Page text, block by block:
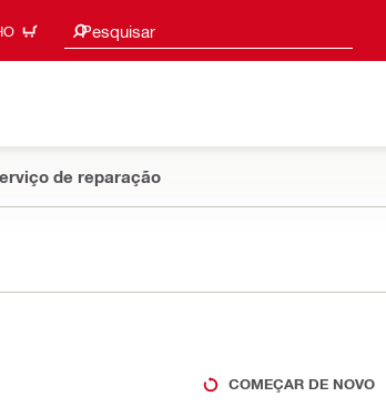
Pesquisar
Sugestões de pesquisa
de reparação
COMEÇAR DE NOVO